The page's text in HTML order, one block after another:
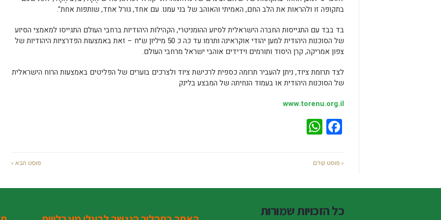
בתקופה זו ולהראות את הלב החם, האמיתי והאוהב של בני עמנו. עם אחד, גורל אחד, שותפות אחת".
בד בבד עם התגייסות החברה הישראלית לסיוע ההומניטרי, הקהילות היהודיות ברחבי העולם התגייסו למאמצי הסיוע
של הסוכנות היהודית למען יהודי אוקראינה ותרמו עד כה כ 50 מיליון ש״ח – זאת באמצעות הפדרציות היהודיות של
צפון אמריקה, קרן היסוד ותורמים וידידים אוהבי ישראל מרחבי העולם.
לצד תרומת ציוד, ניתן להעביר תרומה כספית לרכישת ציוד ולצרכים בוערים של הפליטים באמצעות הרוח הישראלית
של הסוכנות היהודית או בעמוד הנחיתה של המבצע בלינק
www.torenu.org.il
Facebook
« פוסט קודם פוסט הבא »
כל הזכויות שמורות